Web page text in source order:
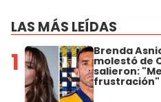
LAS MÁS LEÍDAS
1 Brenda
molestó de
salieron:
frustración"